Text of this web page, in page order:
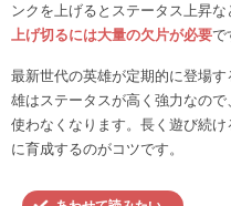
ンクを上げるとステータス上昇な
上げ切るには大量の欠片が必要で
最新世代の英雄が定期的に登場
雄はステータスが高く強力なの
使わなくなります。長く遊び続
に育成するのがコツです。